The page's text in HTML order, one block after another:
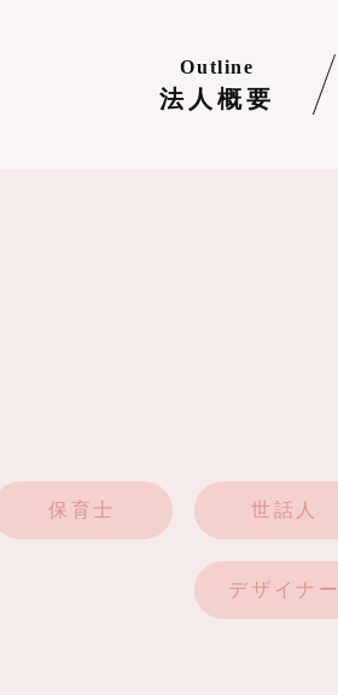
Outline
法人概要
保育士 世話人
デザイナー